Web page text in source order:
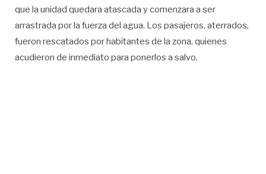
que la unidad quedara atascada y comenzara a ser
arrastrada por la fuerza del agua. Los pasajeros, aterrados,
fueron rescatados por habitantes de la zona, quienes
acudieron de inmediato para ponerlos a salvo.